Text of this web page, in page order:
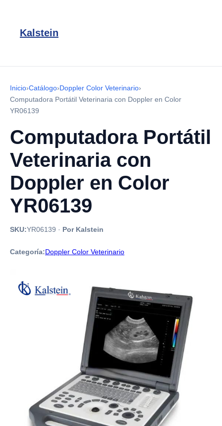
Kalstein
Inicio›Catálogo›Doppler Color Veterinario›
Computadora Portátil Veterinaria con Doppler en Color
YR06139
Computadora Portátil
Veterinaria con
Doppler en Color
YR06139
SKU:YR06139 · Por Kalstein
Categoría:Doppler Color Veterinario